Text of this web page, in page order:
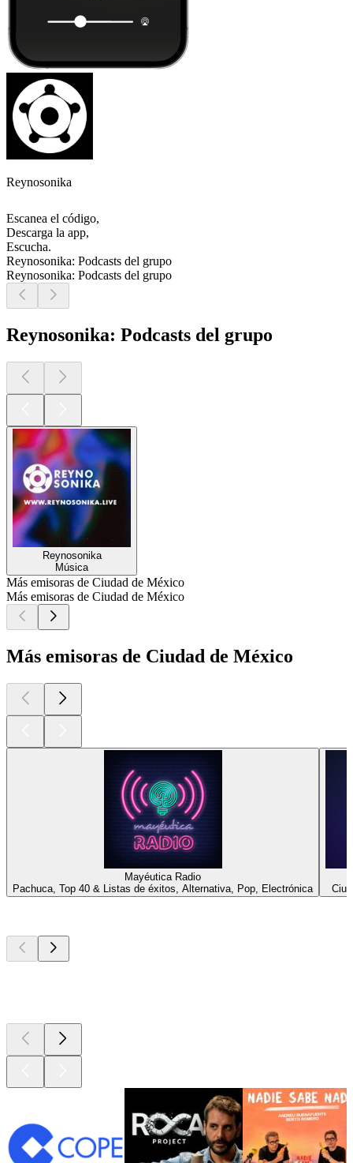
Reynosonika
Escanea el código,
Descarga la app,
Escucha.
Reynosonika: Podcasts del grupo
Reynosonika: Podcasts del grupo
Reynosonika: Podcasts del grupo
Reynosonika
Música
Más emisoras de Ciudad de México
Más emisoras de Ciudad de México
Más emisoras de Ciudad de México
Mayéutica Radio
Pachuca, Top 40 & Listas de éxitos, Alternativa, Pop, Electrónica